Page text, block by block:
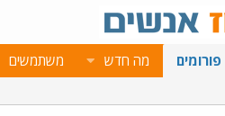
פורומים מה חדש משתמשים